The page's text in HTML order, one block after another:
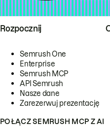
Rozpocznij
Semrush One
Enterprise
Semrush MCP
API Semrush
Nasze dane
Zarezerwuj prezentację
POŁĄCZ SEMRUSH MCP Z AI